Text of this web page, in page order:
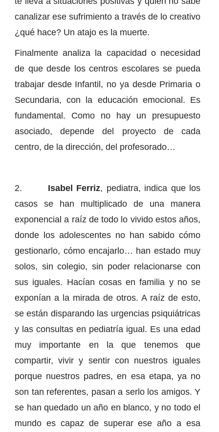
canalizar ese sufrimiento a través de lo creativo
¿qué hace? Un atajo es la muerte.
Finalmente analiza la capacidad o necesidad
de que desde los centros escolares se pueda
trabajar desde Infantil, no ya desde Primaria o
Secundaria, con la educación emocional. Es
fundamental. Como no hay un presupuesto
asociado, depende del proyecto de cada
centro, de la dirección, del profesorado…
2. Isabel Ferriz, pediatra, indica que los
casos se han multiplicado de una manera
exponencial a raíz de todo lo vivido estos años,
donde los adolescentes no han sabido cómo
gestionarlo, cómo encajarlo… han estado muy
solos, sin colegio, sin poder relacionarse con
sus iguales. Hacían cosas en familia y no se
exponían a la mirada de otros. A raíz de esto,
se están disparando las urgencias psiquiátricas
y las consultas en pediatría igual. Es una edad
muy importante en la que tenemos que
compartir, vivir y sentir con nuestros iguales
porque nuestros padres, en esa etapa, ya no
son tan referentes, pasan a serlo los amigos. Y
se han quedado un año en blanco, y no todo el
mundo es capaz de superar ese año a esa